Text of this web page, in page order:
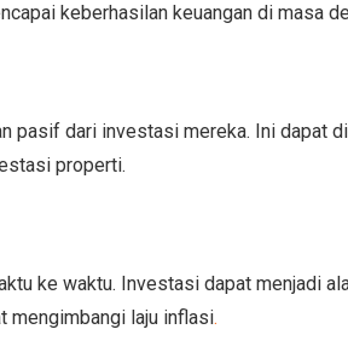
keberhasilan keuangan di masa
pasif dari investasi mereka. Ini dapat
properti.
ke waktu. Investasi dapat menjadi
mengimbangi laju inflasi.